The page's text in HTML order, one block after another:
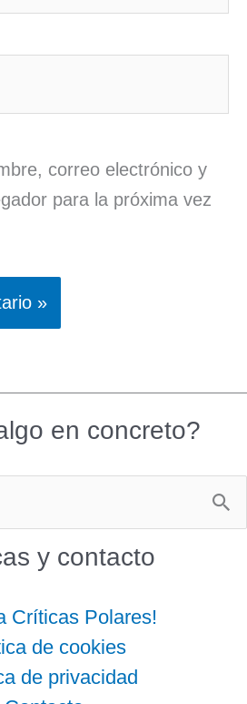
correo electrónico y
para la próxima vez
en concreto?
y contacto
Críticas Polares!
de cookies
de privacidad